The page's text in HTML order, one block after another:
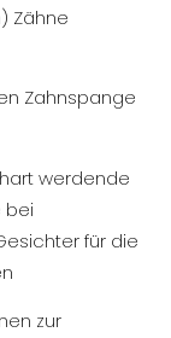
Zähne
Zahnspange
werdende
bei
für die
zur